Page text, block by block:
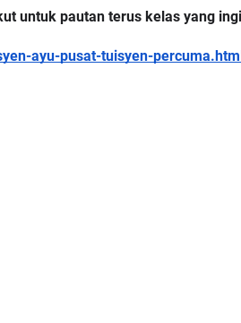
untuk pautan terus kelas yang
ayu-pusat-tuisyen-percuma.html